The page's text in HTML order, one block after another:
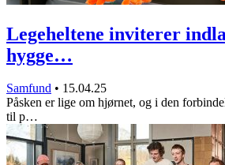
Legeheltene inviterer
hygge…
Samfund • 15.04.25
Påsken er lige om hjørnet, og i den
til p…